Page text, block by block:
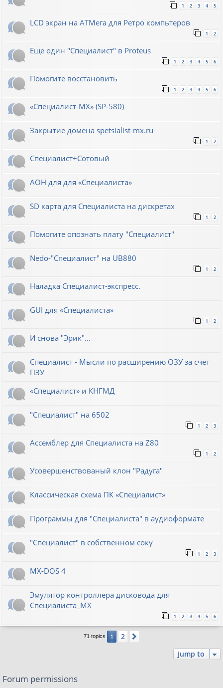
1 2 3 4 5
LCD экран на АТМега для Ретро компьтеров
1 2
Еще один "Специалист" в Proteus
1 2 3 4 5 6
Помогите восстановить
1 2 3 4 5 6
«Специалист-МХ» (SP-580)
Закрытие домена spetsialist-mx.ru
1 2
Специалист+Сотовый
АОН для для «Специалиста»
SD карта для Cпециалиста на дискретах
1 2
Помогите опознать плату "Специалист"
Nedo-"Специалист" на UB880
1 2
Наладка Специалист-экспресс.
GUI для «Специалиста»
1 2
И снова "Эрик"...
Специалист - Мысли по расширению ОЗУ за счёт
ПЗУ
«Специалист» и КНГМД
"Специалист" на 6502
1 2 3
Ассемблер для Специалиста на Z80
1 2
Усовершенствованый клон "Радуга"
Классическая схема ПК «Специалист»
Программы для "Специалиста" в аудиоформате
"Специалист" в собственном соку
1 2 3
MX-DOS 4
Эмулятор контроллера дисковода для
Специалиста_МХ
1 2 3 4 5 6
71 topics 1 2
Jump to
Forum permissions